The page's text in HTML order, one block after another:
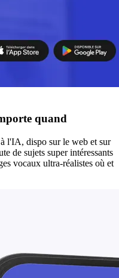
quand
l'IA, dispo sur le web et sur
de sujets super intéressants
vocaux ultra-réalistes où et